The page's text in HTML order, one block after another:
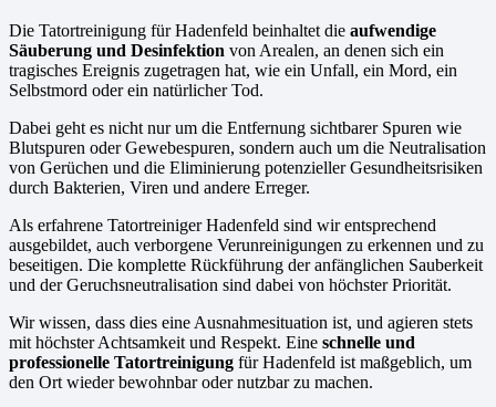
Die Tatortreinigung für Hadenfeld beinhaltet die aufwendige
Säuberung und Desinfektion von Arealen, an denen sich ein
tragisches Ereignis zugetragen hat, wie ein Unfall, ein Mord, ein
Selbstmord oder ein natürlicher Tod.
Dabei geht es nicht nur um die Entfernung sichtbarer Spuren wie
Blutspuren oder Gewebespuren, sondern auch um die Neutralisation
von Gerüchen und die Eliminierung potenzieller Gesundheitsrisiken
durch Bakterien, Viren und andere Erreger.
Als erfahrene Tatortreiniger Hadenfeld sind wir entsprechend
ausgebildet, auch verborgene Verunreinigungen zu erkennen und zu
beseitigen. Die komplette Rückführung der anfänglichen Sauberkeit
und der Geruchsneutralisation sind dabei von höchster Priorität.
Wir wissen, dass dies eine Ausnahmesituation ist, und agieren stets
mit höchster Achtsamkeit und Respekt. Eine schnelle und
professionelle Tatortreinigung für Hadenfeld ist maßgeblich, um
den Ort wieder bewohnbar oder nutzbar zu machen.